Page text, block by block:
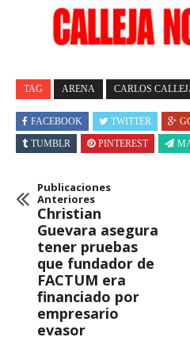
TAG ARENA CARLOS
FACEBOOK TWITTER
TUMBLR
PINTEREST
Publicaciones
Anteriores
Christian
Guevara asegura
tener pruebas
que fundador de
FACTUM era
financiado por
empresario
evasor